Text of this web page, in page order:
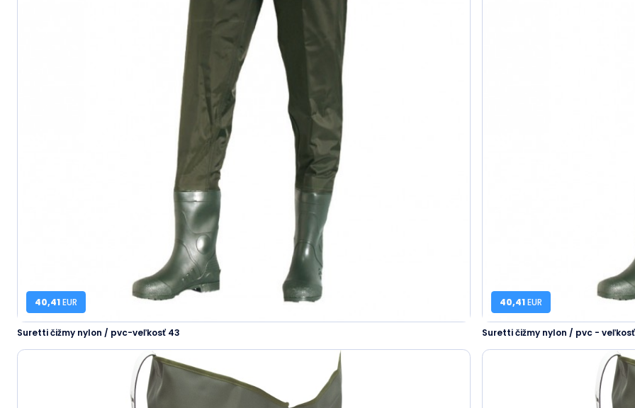
40,41EUR
Suretti čižmy nylon / pvc-veľkosť 43
40,41EUR
Suretti čižmy nylon / pvc -